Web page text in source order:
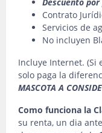
Contrato
Servicios de
No incluyen
Incluye Internet. (Si
solo paga la
MASCOTA A
Como funciona la
su renta, un dia